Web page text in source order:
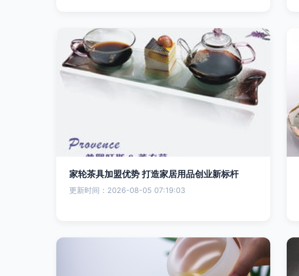
家轮茶具加盟优势 打造家居用品创业新标杆
更新时间：2026-08-05 07:19:03